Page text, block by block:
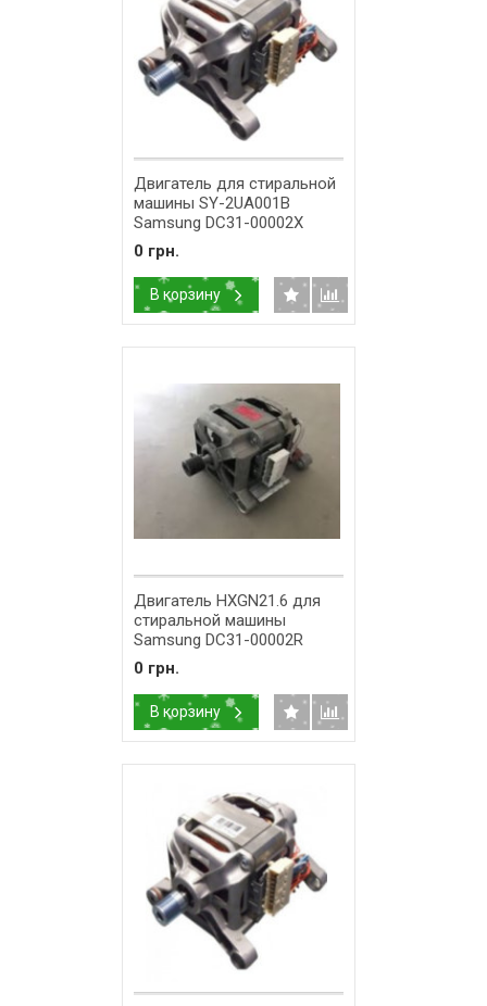
Двигатель для стиральной
машины SY-2UA001В
Samsung DC31-00002X
0 грн.
В корзину
Двигатель HXGN21.6 для
стиральной машины
Samsung DC31-00002R
0 грн.
В корзину